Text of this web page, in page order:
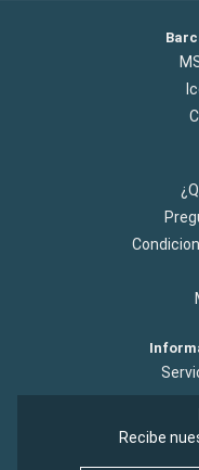
Recibe